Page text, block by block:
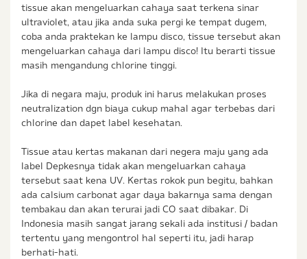
tissue akan mengeluarkan cahaya saat terkena sinar
ultraviolet, atau jika anda suka pergi ke tempat dugem,
coba anda praktekan ke lampu disco, tissue tersebut akan
mengeluarkan cahaya dari lampu disco! Itu berarti tissue
masih mengandung chlorine tinggi.
Jika di negara maju, produk ini harus melakukan proses
neutralization dgn biaya cukup mahal agar terbebas dari
chlorine dan dapet label kesehatan.
Tissue atau kertas makanan dari negera maju yang ada
label Depkesnya tidak akan mengeluarkan cahaya
tersebut saat kena UV. Kertas rokok pun begitu, bahkan
ada calsium carbonat agar daya bakarnya sama dengan
tembakau dan akan terurai jadi CO saat dibakar. Di
Indonesia masih sangat jarang sekali ada institusi / badan
tertentu yang mengontrol hal seperti itu, jadi harap
berhati-hati.